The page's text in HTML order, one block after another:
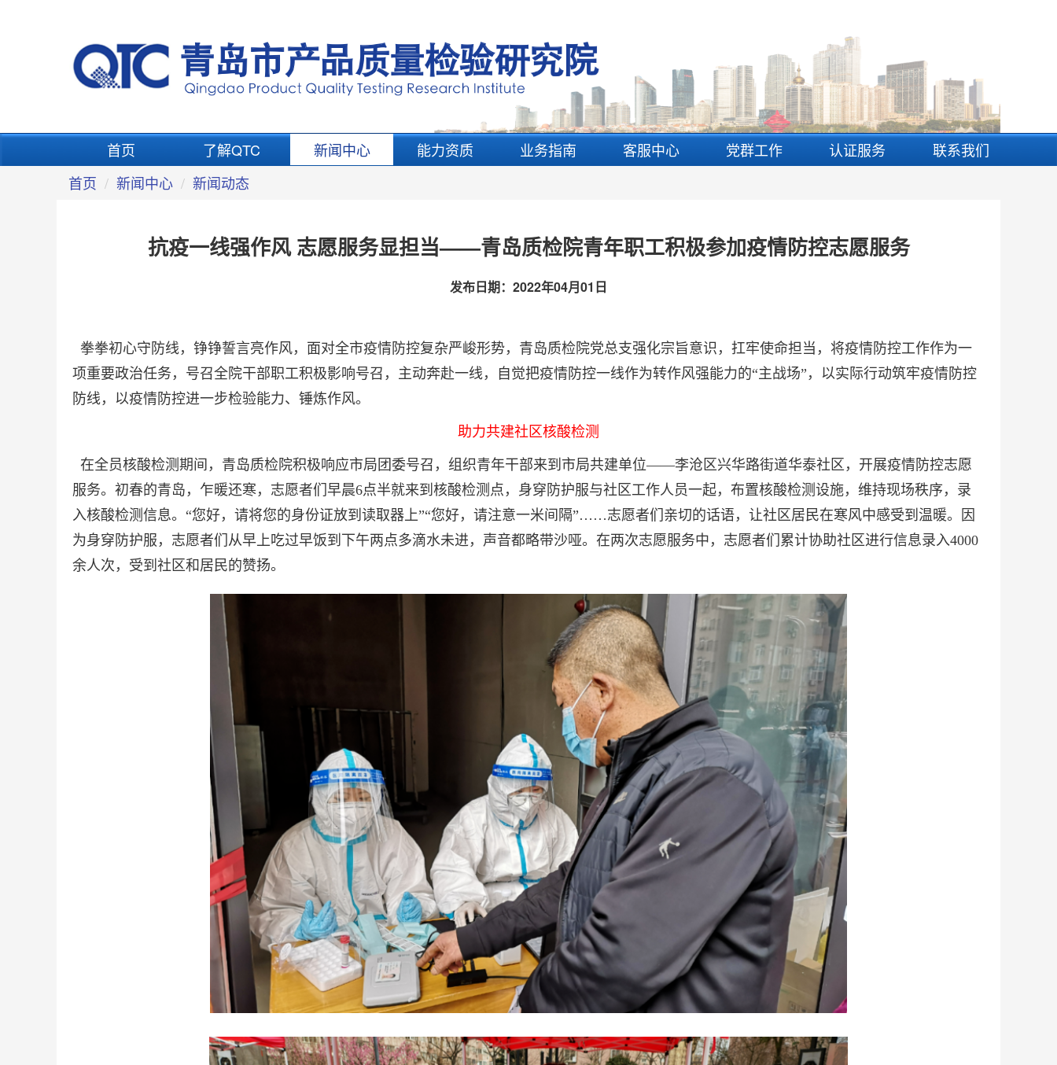
首页 了解QTC 新闻中心 能力资质 业务指南 客服中心 党群工作 认证服务
联系我们
首页
新闻中心 新闻动态
抗疫一线强作风 志愿服务显担当——青岛质检院青年职工积极参加疫情防控志愿服务
发布日期： 2022年04月01日
拳拳初心守防线，铮铮誓言亮作风，面对全市疫情防控复杂严峻形势，青岛质检院党总支强化宗旨意识，扛牢使命担当，将疫情防控工作作为一
项重要政治任务，号召全院干部职工积极影响号召，主动奔赴一线，自觉把疫情防控一线作为转作风强能力的“主战场”，以实际行动筑牢疫情防控
防线，以疫情防控进一步检验能力、锤炼作风。
助力共建社区核酸检测
在全员核酸检测期间，青岛质检院积极响应市局团委号召，组织青年干部来到市局共建单位——李沧区兴华路街道华泰社区，开展疫情防控志愿
服务。初春的青岛，乍暖还寒，志愿者们早晨6点半就来到核酸检测点，身穿防护服与社区工作人员一起，布置核酸检测设施，维持现场秩序，录
入核酸检测信息。“您好，请将您的身份证放到读取器上”“您好，请注意一米间隔”……志愿者们亲切的话语，让社区居民在寒风中感受到温暖。因
为身穿防护服，志愿者们从早上吃过早饭到下午两点多滴水未进，声音都略带沙哑。在两次志愿服务中，志愿者们累计协助社区进行信息录入4000
余人次，受到社区和居民的赞扬。